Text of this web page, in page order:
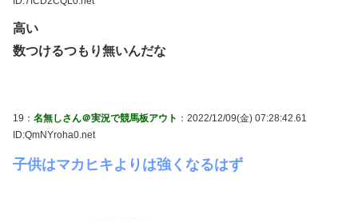
高い
数つけるつもり無いんだな
19： 名無しさん＠実況で競馬板アウト ：2022/12/09(金) 07:28:42.61
ID:QmNYroha0.net
子供はマカヒキよりは強くなるはず